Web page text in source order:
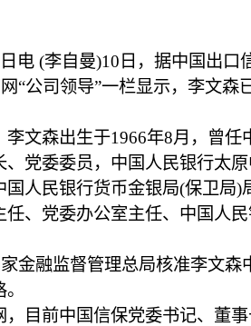
(李自曼)10日，据中国出口
“公司领导”一栏显示，李文森
文森出生于1966年8月，曾任
、党委委员，中国人民银行太
国人民银行货币金银局(保卫局)
任、党委办公室主任、中国人
融监督管理总局核准李文森
目前中国信保党委书记、董事